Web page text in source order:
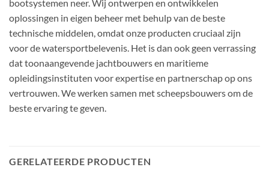
bootsystemen neer. Wij ontwerpen en ontwikkelen
oplossingen in eigen beheer met behulp van de beste
technische middelen, omdat onze producten cruciaal zijn
voor de watersportbelevenis. Het is dan ook geen verrassing
dat toonaangevende jachtbouwers en maritieme
opleidingsinstituten voor expertise en partnerschap op ons
vertrouwen. We werken samen met scheepsbouwers om de
beste ervaring te geven.
GERELATEERDE PRODUCTEN